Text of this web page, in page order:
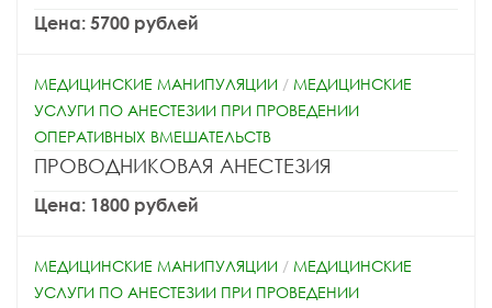
Цена: 5700 рублей
МЕДИЦИНСКИЕ МАНИПУЛЯЦИИ / МЕДИЦИНСКИЕ
УСЛУГИ ПО АНЕСТЕЗИИ ПРИ ПРОВЕДЕНИИ
ОПЕРАТИВНЫХ ВМЕШАТЕЛЬСТВ
ПРОВОДНИКОВАЯ АНЕСТЕЗИЯ
Цена: 1800 рублей
МЕДИЦИНСКИЕ МАНИПУЛЯЦИИ / МЕДИЦИНСКИЕ
УСЛУГИ ПО АНЕСТЕЗИИ ПРИ ПРОВЕДЕНИИ